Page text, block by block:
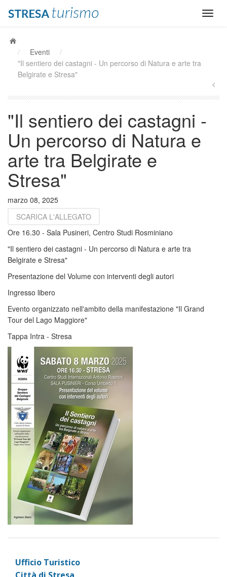
/ Eventi
/
"Il sentiero dei castagni - Un percorso di Natura e arte tra
Belgirate e Stresa"
"Il sentiero dei castagni -
Un percorso di Natura e
arte tra Belgirate e
Stresa"
marzo 08, 2025
SCARICA L'ALLEGATO
Ore 16.30 - Sala Pusineri, Centro Studi Rosminiano
"Il sentiero dei castagni - Un percorso di Natura e arte tra
Belgirate e Stresa"
Presentazione del Volume con interventi degli autori
Ingresso libero
Evento organizzato nell'ambito della manifestazione "Il Grand
Tour del Lago Maggiore"
Tappa Intra - Stresa
Ufficio Turistico